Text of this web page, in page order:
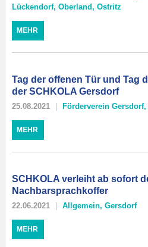
Lückendorf, Oberland, Ostritz
MEHR
Tag der offenen Tür und Tag
der SCHKOLA Gersdorf
25.08.2021 Förderverein Gersdorf,
MEHR
SCHKOLA verleiht ab sofort
Nachbarsprachkoffer
22.06.2021 Allgemein, Gersdorf
MEHR